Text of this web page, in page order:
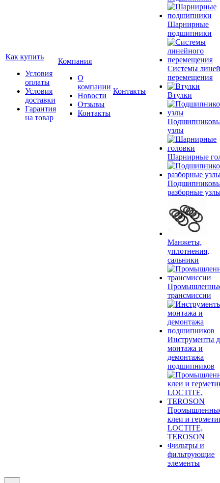
Как купить
Условия
оплаты
Условия
доставки
Гарантия
на товар
Компания
О
компании
Новости
Отзывы
Контакты
Контакты
Шарнирные
подшипники
Системы
перемещения
Втулки
узлы
Шарнирные
разборные
Манжеты,
уплотнения,
сальники
трансмиссии
Инструменты
монтажа и
демонтажа
подшипников
клеи и
LOCTITE,
TEROSON
Фильтры и
фильтрующие
элементы